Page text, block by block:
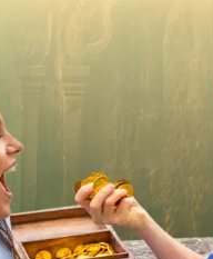
Tickets buchen